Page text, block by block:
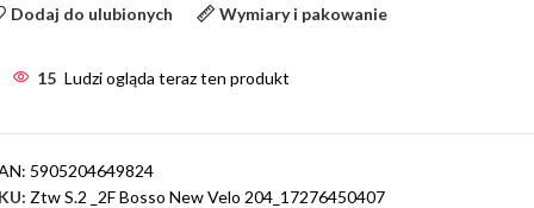
Dodaj do ulubionych Wymiary i pakowanie
15 Ludzi ogląda teraz ten produkt
5905204649824
Ztw S.2 _2F Bosso New Velo 204_17276450407